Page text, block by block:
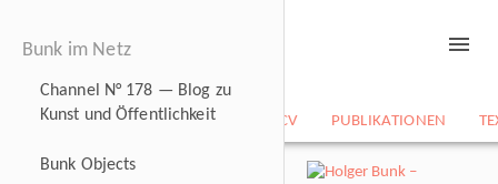
NEWS BILDARCHIV CV PUBLIKATIONEN
menu
Bunk im Netz
Channel N° 178 — Blog zu
Kunst und Öffentlichkeit
Bunk Objects